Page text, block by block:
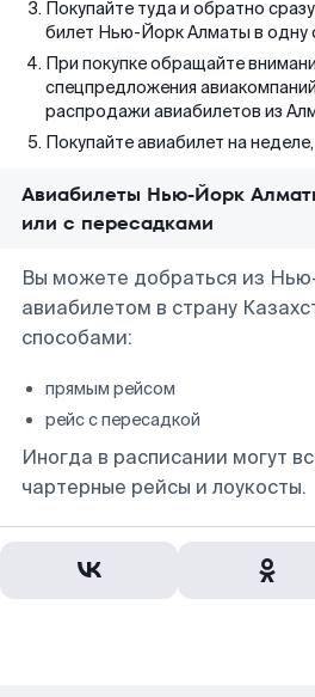
Покупайте туда и обратно
билет Нью-Йорк Алматы в одну
При покупке обращайте
спецпредложения
распродажи авиабилетов из
Покупайте авиабилет на
Авиабилеты Нью-Йорк
или с пересадками
Вы можете добраться из
авиабилетом в страну
способами:
прямым рейсом
рейс с пересадкой
Иногда в расписании могут
чартерные рейсы и лоукосты.